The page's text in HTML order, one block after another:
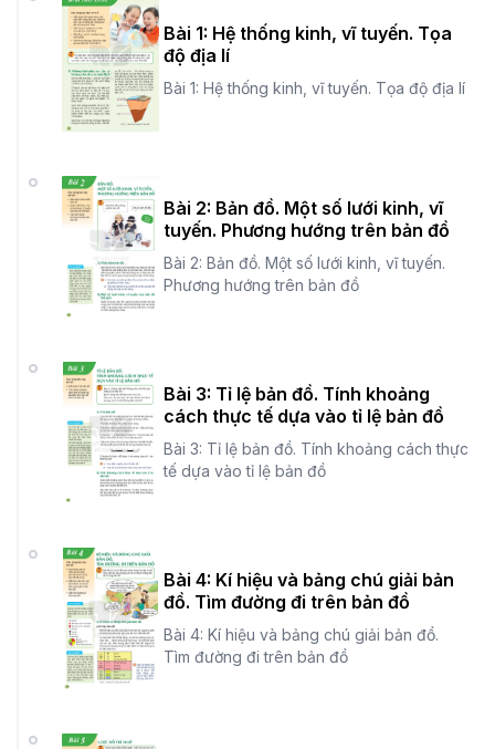
Bài 1: Hệ thống kinh, vĩ tuyến. Tọa
độ địa lí
Bài 1: Hệ thống kinh, vĩ tuyến. Tọa độ địa lí
Bài 2: Bản đồ. Một số lưới kinh, vĩ
tuyến. Phương hướng trên bản đồ
Bài 2: Bản đồ. Một số lưới kinh, vĩ tuyến.
Phương hướng trên bản đồ
Bài 3: Tỉ lệ bản đồ. Tính khoảng
cách thực tế dựa vào tỉ lệ bản đồ
Bài 3: Tỉ lệ bản đồ. Tính khoảng cách thực
tế dựa vào tỉ lệ bản đồ
Bài 4: Kí hiệu và bảng chú giải bản
đồ. Tìm đường đi trên bản đồ
Bài 4: Kí hiệu và bảng chú giải bản đồ.
Tìm đường đi trên bản đồ